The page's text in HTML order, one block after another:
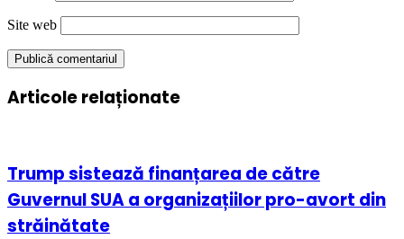
Site web
Articole relaționate
Trump sistează finanțarea de către
Guvernul SUA a organizațiilor pro-avort din
străinătate